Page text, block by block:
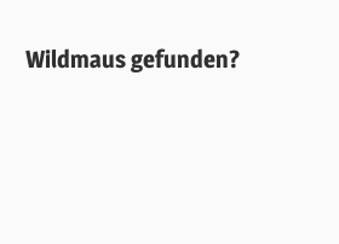
Wildmaus gefunden?